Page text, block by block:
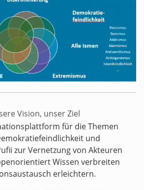
Vision, unser Ziel
für die Themen
und
zur Vernetzung von Akteuren
Wissen verbreiten
erleichtern.